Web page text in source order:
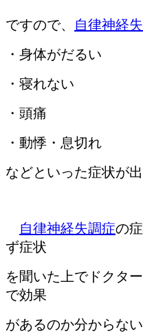
ですので、 自律神経
・身体がだるい
・寝れない
・頭痛
・動悸・息切れ
などといった症状が
自律神経失調症の
ず症状
を聞いた上でドクタ
で効果
があるのか分からな